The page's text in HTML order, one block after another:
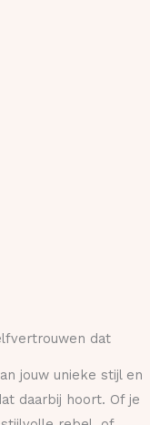
dat
jouw unieke stijl en
daarbij hoort. Of je